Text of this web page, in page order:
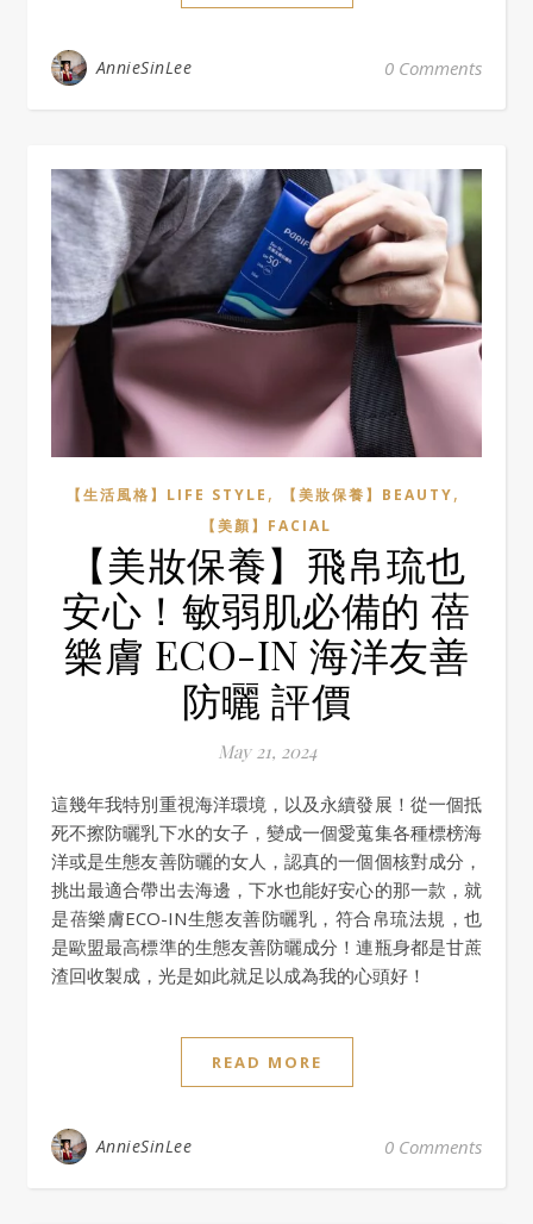
AnnieSinLee 0 Comments
【生活風格】LIFE STYLE , 【美妝保養】BEAUTY,
【美顏】FACIAL
【美妝保養】飛帛琉也
安心！敏弱肌必備的 蓓
樂膚 ECO-IN 海洋友善
防曬 評價
May 21, 2024
這幾年我特別重視海洋環境，以及永續發展！從一個抵
死不擦防曬乳下水的女子，變成一個愛蒐集各種標榜海
洋或是生態友善防曬的女人，認真的一個個核對成分，
挑出最適合帶出去海邊，下水也能好安心的那一款，就
是蓓樂膚ECO-IN生態友善防曬乳，符合帛琉法規，也
是歐盟最高標準的生態友善防曬成分！連瓶身都是甘蔗
渣回收製成，光是如此就足以成為我的心頭好！
READ MORE
AnnieSinLee 0 Comments